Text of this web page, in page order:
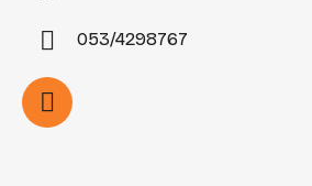
053/4298767